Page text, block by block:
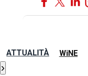
ATTUALITÀ WiNE
›